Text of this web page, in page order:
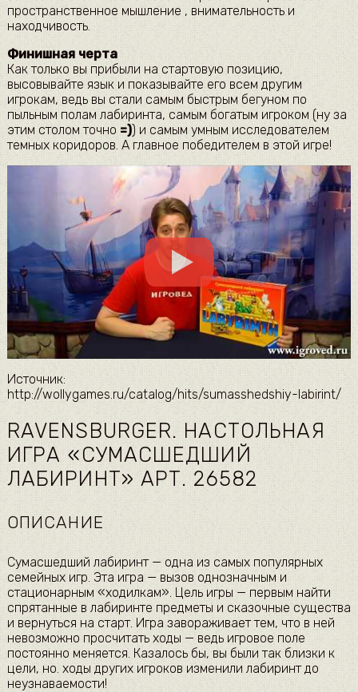
пространственное мышление , внимательность и
находчивость.
Финишная черта
Как только вы прибыли на стартовую позицию,
высовывайте язык и показывайте его всем другим
игрокам, ведь вы стали самым быстрым бегуном по
пыльным полам лабиринта, самым богатым игроком (ну за
этим столом точно =)) и самым умным исследователем
темных коридоров. А главное победителем в этой игре!
Источник:
http://wollygames.ru/catalog/hits/sumasshedshiy-labirint/
RAVENSBURGER. НАСТОЛЬНАЯ
ИГРА «СУМАСШЕДШИЙ
ЛАБИРИНТ» АРТ. 26582
ОПИСАНИЕ
Сумасшедший лабиринт — одна из самых популярных
семейных игр. Эта игра — вызов однозначным и
стационарным «ходилкам». Цель игры — первым найти
спрятанные в лабиринте предметы и сказочные существа
и вернуться на старт. Игра завораживает тем, что в ней
невозможно просчитать ходы — ведь игровое поле
постоянно меняется. Казалось бы, вы были так близки к
цели, но. ходы других игроков изменили лабиринт до
неузнаваемости!